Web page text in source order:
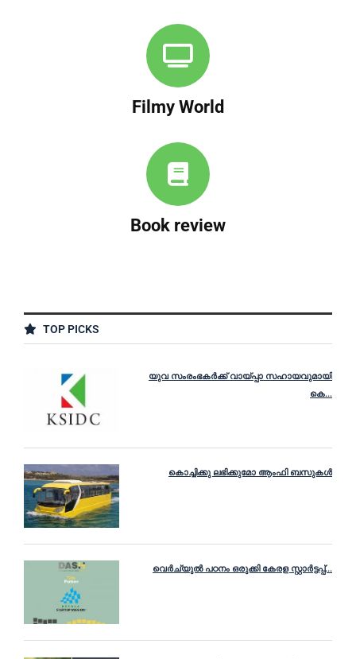
Filmy World
Book review
TOP PICKS
യുവ സംരംഭകർക്ക്‌ വായ്‌പ്പാ സഹായവുമായി
കെ...
കൊച്ചിക്കു ലഭിക്കുമോ ആംഫി ബസുകൾ
വെർച്യുൽ പഠനം ഒരുക്കി കേരള സ്റ്റാർട്ടപ്പ്...